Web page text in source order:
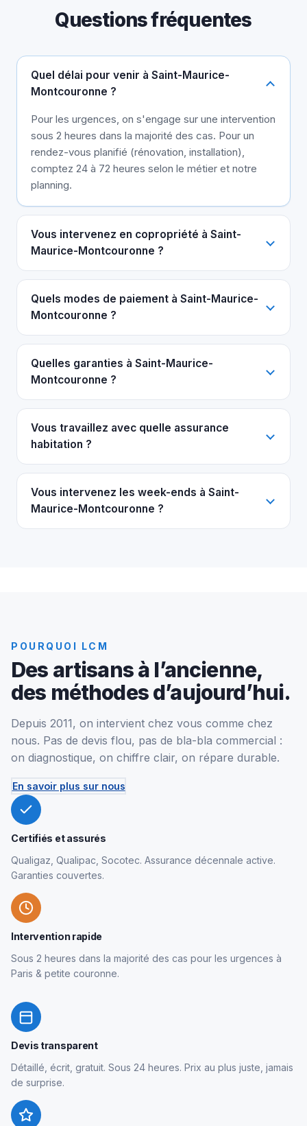
Questions fréquentes
Quel délai pour venir à Saint-Maurice-
Montcouronne ?
Pour les urgences, on s'engage sur une intervention
sous 2 heures dans la majorité des cas. Pour un
rendez-vous planifié (rénovation, installation),
comptez 24 à 72 heures selon le métier et notre
planning.
Vous intervenez en copropriété à Saint-
Maurice-Montcouronne ?
Quels modes de paiement à Saint-Maurice-
Montcouronne ?
Quelles garanties à Saint-Maurice-
Montcouronne ?
Vous travaillez avec quelle assurance
habitation ?
Vous intervenez les week-ends à Saint-
Maurice-Montcouronne ?
POURQUOI LCM
Des artisans à l’ancienne,
des méthodes d’aujourd’hui.
Depuis 2011, on intervient chez vous comme chez
nous. Pas de devis flou, pas de bla-bla commercial :
on diagnostique, on chiffre clair, on répare durable.
En savoir plus sur nous
Certifiés et assurés
Qualigaz, Qualipac, Socotec. Assurance décennale active.
Garanties couvertes.
Intervention rapide
Sous 2 heures dans la majorité des cas pour les urgences à
Paris & petite couronne.
Devis transparent
Détaillé, écrit, gratuit. Sous 24 heures. Prix au plus juste, jamais
de surprise.